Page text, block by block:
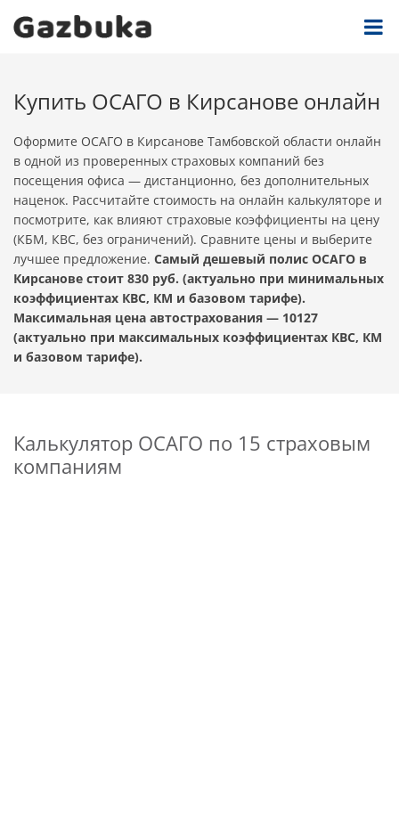
Купить ОСАГО в Кирсанове онлайн
Оформите ОСАГО в Кирсанове Тамбовской области онлайн
в одной из проверенных страховых компаний без
посещения офиса — дистанционно, без дополнительных
наценок. Рассчитайте стоимость на онлайн калькуляторе и
посмотрите, как влияют страховые коэффициенты на цену
(КБМ, КВС, без ограничений). Сравните цены и выберите
лучшее предложение. Самый дешевый полис ОСАГО в
Кирсанове стоит 830 руб. (актуально при минимальных
коэффициентах КВС, КМ и базовом тарифе).
Максимальная цена автострахования — 10127
(актуально при максимальных коэффициентах КВС, КМ
и базовом тарифе).
Калькулятор ОСАГО по 15 страховым
компаниям